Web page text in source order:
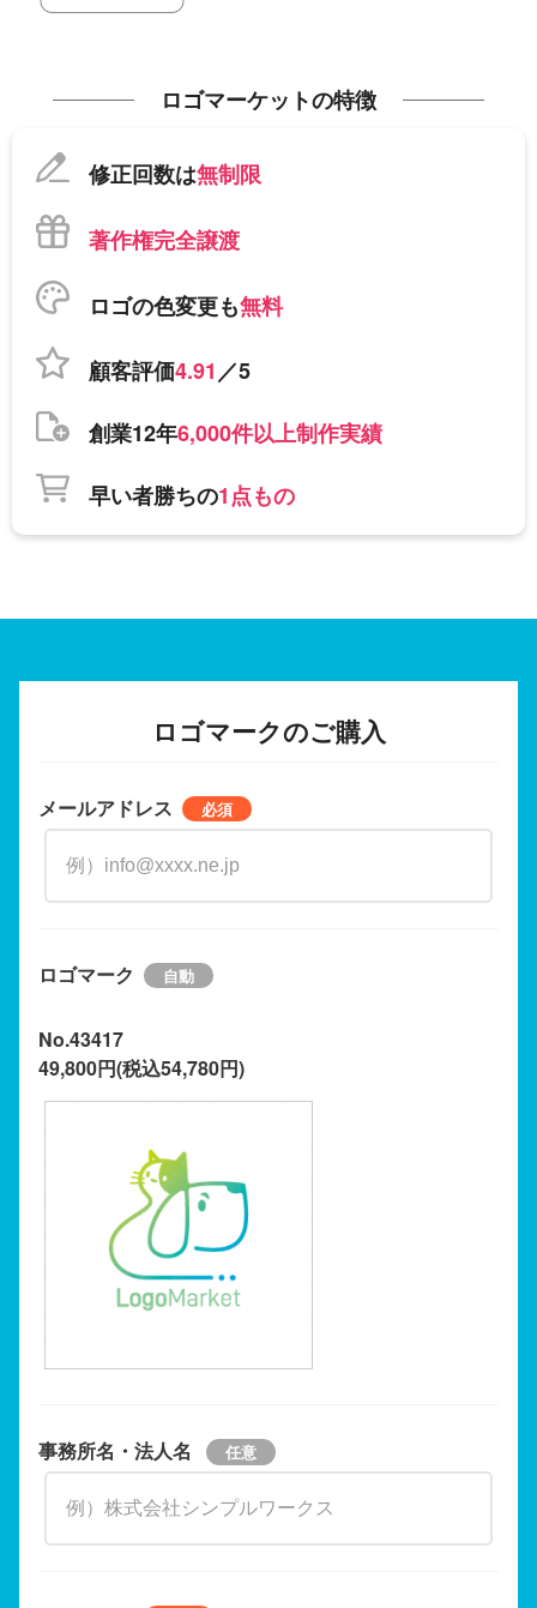
ロゴマーケットの特徴
修正回数は無制限
著作権完全譲渡
ロゴの色変更も無料
顧客評価4.91／5
創業12年6,000件以上制作実績
早い者勝ちの1点もの
ロゴマークのご購入
メールアドレス
ロゴマーク
No.43417
49,800円(税込54,780円)
事務所名・法人名